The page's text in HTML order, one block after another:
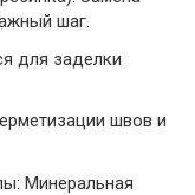
шаг.
для заделки
швов и
Минеральная